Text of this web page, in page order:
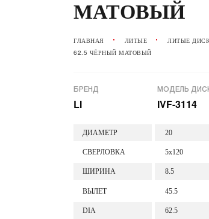
МАТОВЫЙ
ГЛАВНАЯ ЛИТЫЕ
ЛИТЫЕ
62.5 ЧЁРНЫЙ МАТОВЫЙ
БРЕНД
LI
МОДЕЛЬ
IVF-3114
ДИАМЕТР 20
СВЕРЛОВКА 5x120
ШИРИНА 8.5
ВЫЛЕТ 45.5
DIA 62.5